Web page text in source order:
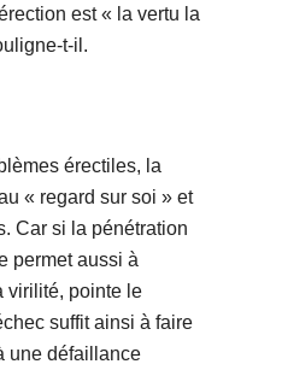
est « la vertu la
t-il.
érectiles, la
« regard sur soi » et
Car si la pénétration
permet aussi à
virilité, pointe le
suffit ainsi à faire
une défaillance